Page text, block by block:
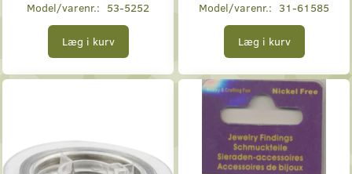
Model/varenr.: 53-5252
Læg i kurv
Model/varenr.: 31-61585
Læg i kurv